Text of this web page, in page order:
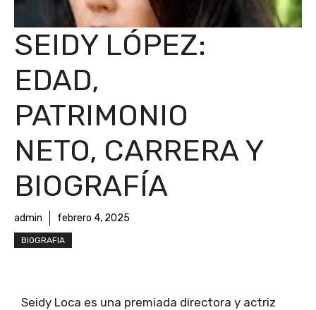
SEIDY LÓPEZ:
EDAD,
PATRIMONIO
NETO, CARRERA Y
BIOGRAFÍA
admin febrero 4, 2025
BIOGRAFIA
Seidy Loca es una premiada directora y actriz